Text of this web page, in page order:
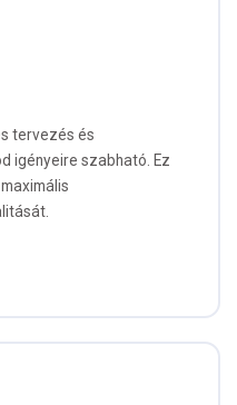
tervezés és
igényeire szabható. Ez